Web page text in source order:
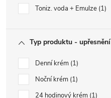
Toniz. voda + Emulze 1
Typ produktu - upřesnění
Denní krém 1
Noční krém 1
24 hodinový krém 1